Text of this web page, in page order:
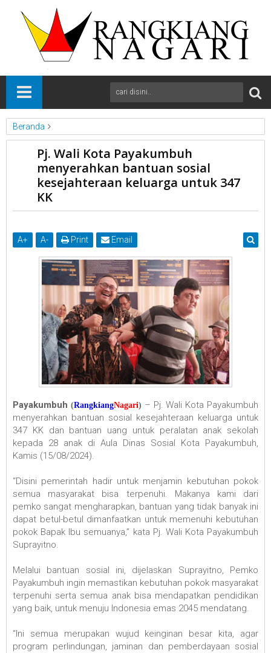
Beranda
News
Payakumbuh
Sumbar
Pj. Wali Kota Payakumbuh menyerahkan bantuan sosial
kesejahteraan keluarga untuk 347 KK
Pj. Wali Kota Payakumbuh
menyerahkan bantuan sosial
kesejahteraan keluarga untuk 347
KK
A+ A- Print Email
Payakumbuh (RangkiangNagari) – Pj. Wali Kota Payakumbuh
menyerahkan bantuan sosial kesejahteraan keluarga untuk
347 KK dan bantuan uang untuk peralatan anak sekolah
kepada 28 anak di Aula Dinas Sosial Kota Payakumbuh,
Kamis (15/08/2024).
“Disini pemerintah hadir untuk menjamin kebutuhan pokok
semua masyarakat bisa terpenuhi. Makanya kami dari
pemko sangat mengharapkan, bantuan yang tidak banyak ini
dapat betul-betul dimanfaatkan untuk memenuhi kebutuhan
pokok Bapak Ibu semuanya,” kata Pj. Wali Kota Payakumbuh
Suprayitno.
Melalui bantuan sosial ini, dijelaskan Suprayitno, Pemko
Payakumbuh ingin memastikan kebutuhan pokok masyarakat
terpenuhi serta semua anak bisa mendapatkan pendidikan
yang baik, untuk menuju Indonesia emas 2045 mendatang.
“Ini semua merupakan wujud keinginan besar kita, agar
program perlindungan, jaminan dan pemberdayaan sosial